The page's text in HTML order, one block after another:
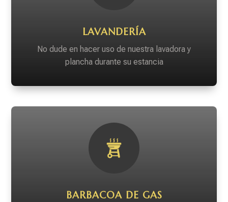
LAVANDERÍA
No dude en hacer uso de nuestra lavadora y
plancha durante su estancia
BARBACOA DE GAS